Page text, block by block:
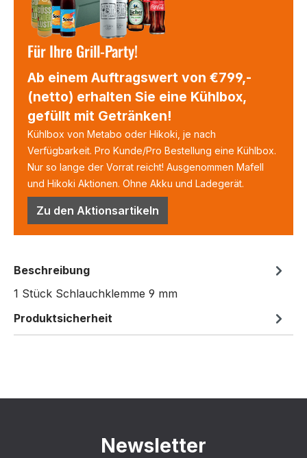
Für Ihre Grill-Party!
Ab einem Auftragswert von €799,-
(netto) erhalten Sie eine Kühlbox,
gefüllt mit Getränken!
Kühlbox von Metabo oder Hikoki, je nach
Verfügbarkeit. Pro Kunde/Pro Bestellung eine Kühlbox.
Nur so lange der Vorrat reicht! Ausgenommen Mafell
und Hikoki Aktionen. Ohne Akku und Ladegerät.
Zu den Aktionsartikeln
Beschreibung
1 Stück Schlauchklemme 9 mm
Produktsicherheit
Newsletter